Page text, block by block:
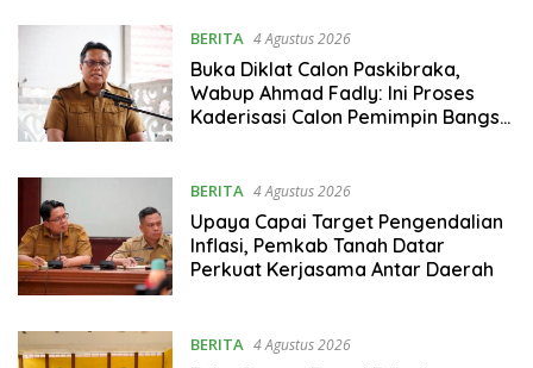
BERITA 4 Agustus 2026
Buka Diklat Calon Paskibraka,
Wabup Ahmad Fadly: Ini Proses
Kaderisasi Calon Pemimpin Bangsa
BERITA 4 Agustus 2026
Upaya Capai Target Pengendalian
Inflasi, Pemkab Tanah Datar
Perkuat Kerjasama Antar Daerah
BERITA 4 Agustus 2026